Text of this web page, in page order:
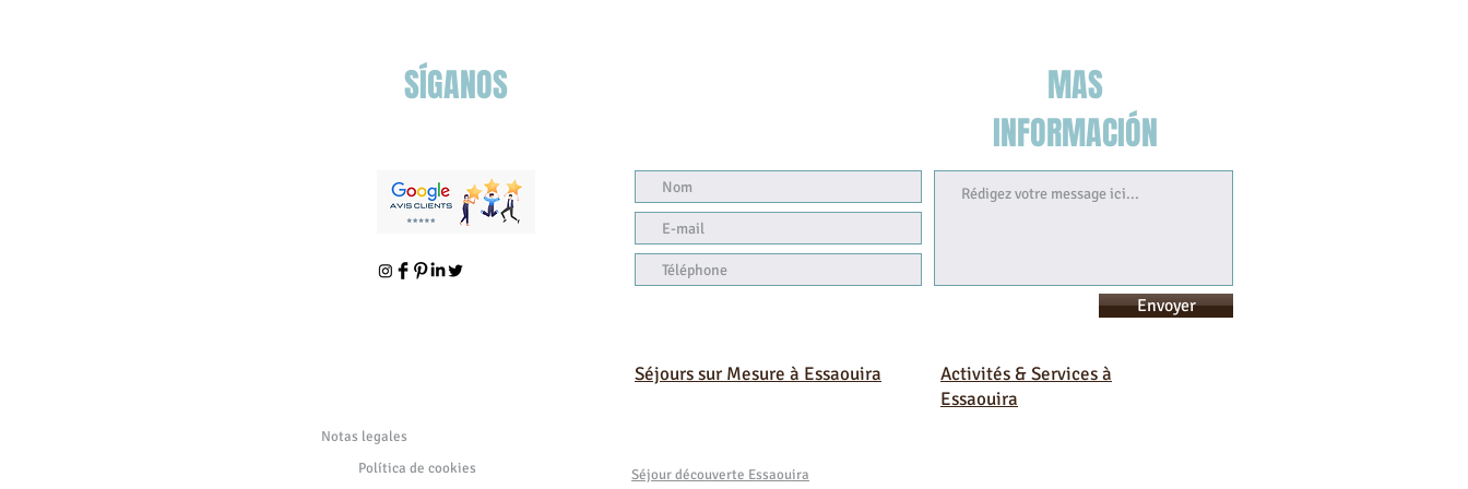
SÍGANOS
MAS
INFORMACIÓN
Envoyer
Séjours sur Mesure à Essaouira
Activités & Services à
Essaouira
Notas legales
Política de cookies
Séjour découverte Essaouira